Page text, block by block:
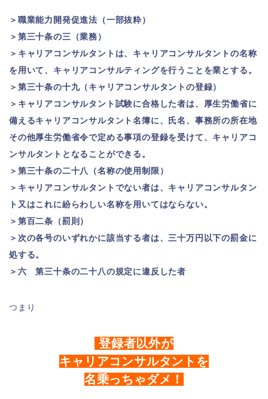
＞職業能力開発促進法（一部抜粋）
＞第三十条の三（業務）
＞キャリアコンサルタントは、キャリアコンサルタントの名称
を用いて、キャリアコンサルティングを行うことを業とする。
＞第三十条の十九（キャリアコンサルタントの登録）
＞キャリアコンサルタント試験に合格した者は、厚生労働省に
備えるキャリアコンサルタント名簿に、氏名、事務所の所在地
その他厚生労働省令で定める事項の登録を受けて、キャリアコ
ンサルタントとなることができる。
＞第三十条の二十八（名称の使用制限）
＞キャリアコンサルタントでない者は、キャリアコンサルタン
ト又はこれに紛らわしい名称を用いてはならない。
＞第百二条（罰則）
＞次の各号のいずれかに該当する者は、三十万円以下の罰金に
処する。
＞六 第三十条の二十八の規定に違反した者
つまり
登録者以外が
キャリアコンサルタントを
名乗っちゃダメ！